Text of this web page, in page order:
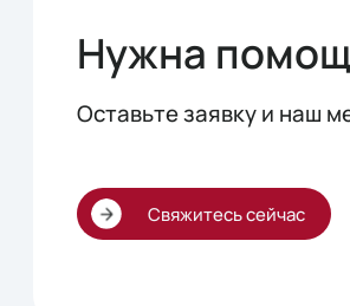
Нужна
Оставьте заявку и наш
Свяжитесь сейчас